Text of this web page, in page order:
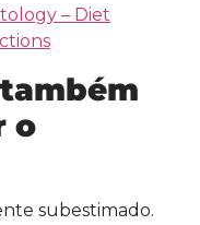
– Diet
o
subestimado.